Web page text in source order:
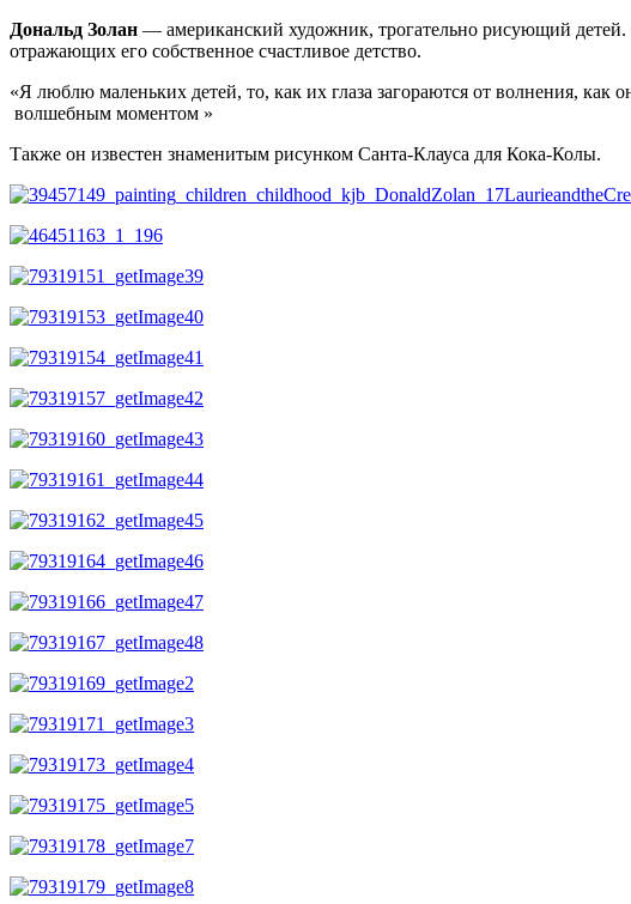
Дональд Золан — американский художник, трогательно рисующий детей.
отражающих его собственное счастливое детство.
«Я люблю маленьких детей, то, как их глаза загораются от волнения,
волшебным моментом »
Также он известен знаменитым рисунком Санта-Клауса для Кока-Колы.